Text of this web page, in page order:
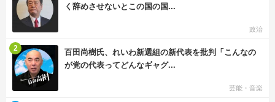
く辞めさせないとこの国の国...
政治
百田尚樹氏、れいわ新選組の新代表を批判「こんなの
が党の代表ってどんなギャグ...
芸能・音楽
2